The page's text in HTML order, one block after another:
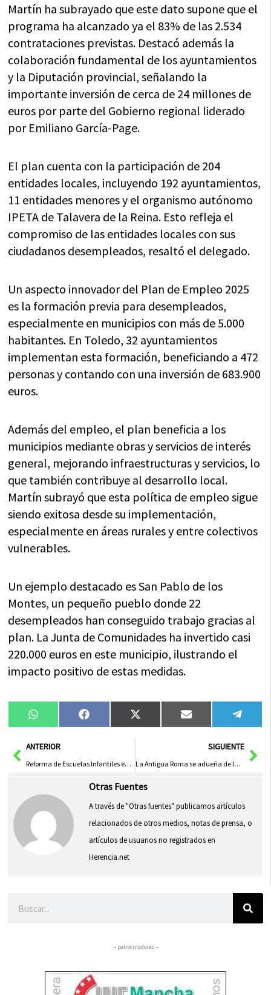
Martín ha subrayado que este dato supone que el
programa ha alcanzado ya el 83% de las 2.534
contrataciones previstas. Destacó además la
colaboración fundamental de los ayuntamientos
y la Diputación provincial, señalando la
importante inversión de cerca de 24 millones de
euros por parte del Gobierno regional liderado
por Emiliano García-Page.
El plan cuenta con la participación de 204
entidades locales, incluyendo 192 ayuntamientos,
11 entidades menores y el organismo autónomo
IPETA de Talavera de la Reina. Esto refleja el
compromiso de las entidades locales con sus
ciudadanos desempleados, resaltó el delegado.
Un aspecto innovador del Plan de Empleo 2025
es la formación previa para desempleados,
especialmente en municipios con más de 5.000
habitantes. En Toledo, 32 ayuntamientos
implementan esta formación, beneficiando a 472
personas y contando con una inversión de 683.900
euros.
Además del empleo, el plan beneficia a los
municipios mediante obras y servicios de interés
general, mejorando infraestructuras y servicios, lo
que también contribuye al desarrollo local.
Martín subrayó que esta política de empleo sigue
siendo exitosa desde su implementación,
especialmente en áreas rurales y entre colectivos
vulnerables.
Un ejemplo destacado es San Pablo de los
Montes, un pequeño pueblo donde 22
desempleados han conseguido trabajo gracias al
plan. La Junta de Comunidades ha invertido casi
220.000 euros en este municipio, ilustrando el
impacto positivo de estas medidas.
Compartir
en
WhatsAppCompartir
en
FacebookCompartir
en
X
(Twitter)
Compartir
en
Email
en
AntANTERIOR
Reforma de Escuelas Infantiles en Talavera: 61 Nuevas Plazas en 2025
SIGUIENTE
La Antigua Roma se adueña de la biblioteca: Un Viaje a Través del Tiempo
Otras Fuentes
A través de "Otras fuentes" publicamos artículos
relacionados de otros medios, notas de prensa, o
artículos de usuarios no registrados en
Herencia.net
– patrocinadores –